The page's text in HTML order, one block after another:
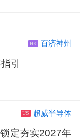
HK 百济神州
引
US 超威半导体
定夯实2027年